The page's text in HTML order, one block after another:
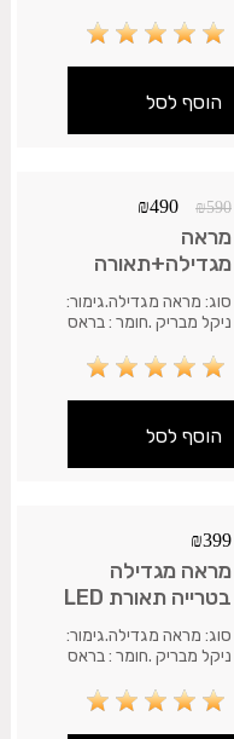
אחריות. משלוח 35 ש"ח.עד
₪590
₪490
מראה
מגדילה+תאורה
לקיר דו צדדית שחור
סוג: מראה מגדילה.גימור:
ניקל מבריק .חומר : בראס
אחריות. משלוח 35 ש"ח.עד
₪399
מראה מגדילה
בטרייה תאורת LED
סוג: מראה מגדילה.גימור:
ניקל מבריק .חומר : בראס
הקיר.אחריות המוצר: 12